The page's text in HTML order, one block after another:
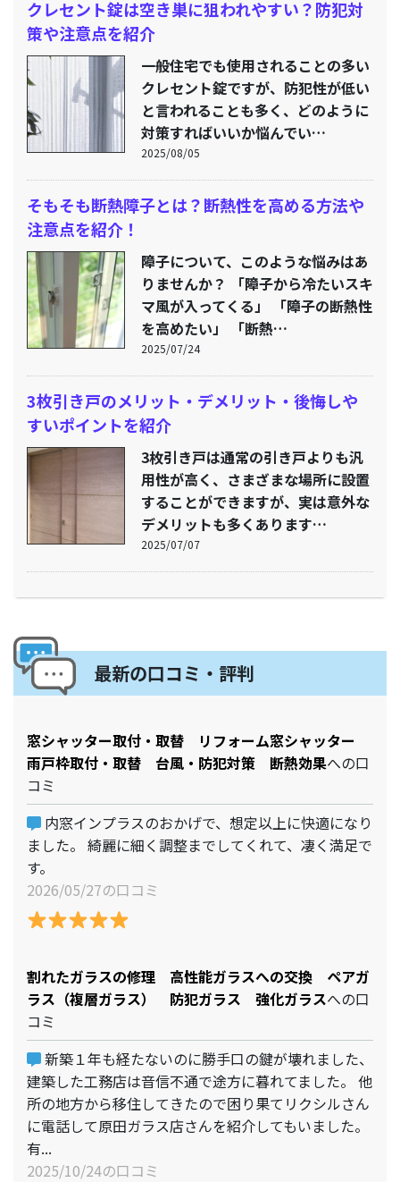
クレセント錠は空き巣に狙われやすい？防犯対
策や注意点を紹介
一般住宅でも使用されることの多い
クレセント錠ですが、防犯性が低い
と言われることも多く、どのように
対策すればいいか悩んでい…
2025/08/05
そもそも断熱障子とは？断熱性を高める方法や
注意点を紹介！
障子について、このような悩みはあ
りませんか？ 「障子から冷たいスキ
マ風が入ってくる」 「障子の断熱性
を高めたい」 「断熱…
2025/07/24
3枚引き戸のメリット・デメリット・後悔しや
すいポイントを紹介
3枚引き戸は通常の引き戸よりも汎
用性が高く、さまざまな場所に設置
することができますが、実は意外な
デメリットも多くあります…
2025/07/07
最新の口コミ・評判
窓シャッター取付・取替 リフォーム窓シャッター
雨戸枠取付・取替 台風・防犯対策 断熱効果への口
コミ
内窓インプラスのおかげで、想定以上に快適になり
ました。 綺麗に細く調整までしてくれて、凄く満足で
す。
2026/05/27の口コミ
割れたガラスの修理 高性能ガラスへの交換 ペアガ
ラス（複層ガラス） 防犯ガラス 強化ガラスへの口
コミ
新築１年も経たないのに勝手口の鍵が壊れました、
建築した工務店は音信不通で途方に暮れてました。 他
所の地方から移住してきたので困り果てリクシルさん
に電話して原田ガラス店さんを紹介してもいました。
有...
2025/10/24の口コミ